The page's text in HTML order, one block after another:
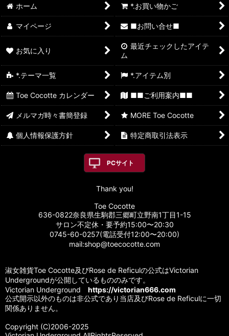
ホーム
*.お買い物かご
マイページ ■お問い合せ■
お気に入り
最近チェックしたアイテ
ム
*.テーマ一覧 *.アイテム別
Toe Cocotte カレンダー ■■ご利用案内■■
メルマガ時々書簡登録 MORE Toe Cocotte
個人情報保護方針 特定商取引法表示
PCサイト
Thank you!
Toe Cocotte
636-0822奈良県生駒郡三郷町立野南1丁目1-15
サロン不定休・要予約15:00〜20:30
0745-60-0257(電話受付12:00〜20:00)
mail:shop@toecocotte.com
淑女雑貨Toe Cocotte及びRose de Reficulの公式はVictorian
Undergroundが公開しているもののみです。
Victorian Underground https://victorian666.com
公式開示以外のものは非公式であり当店及びRose de Reficulに一切
関係ありません。
Copyright (C)2006-2025